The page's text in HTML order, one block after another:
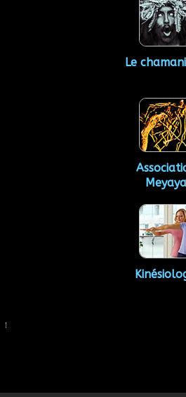
Le
Meyaya